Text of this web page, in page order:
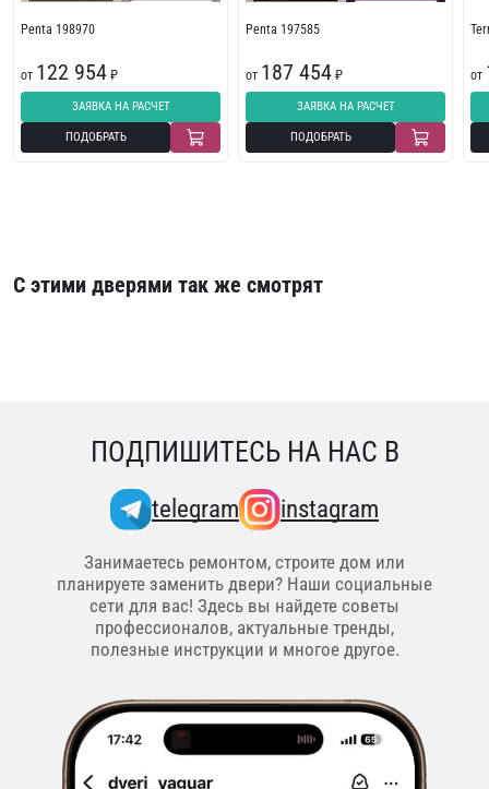
Penta 198970
от 122 954 ₽
ЗАЯВКА НА РАСЧЕТ
ПОДОБРАТЬ
Penta 197585
от 187 454 ₽
ЗАЯВКА НА РАСЧЕТ
ПОДОБРАТЬ
от
С этими дверями так же смотрят
ПОДПИШИТЕСЬ НА НАС В
telegram instagram
Занимаетесь ремонтом, строите дом или
планируете заменить двери? Наши социальные
сети для вас! Здесь вы найдете советы
профессионалов, актуальные тренды,
полезные инструкции и многое другое.